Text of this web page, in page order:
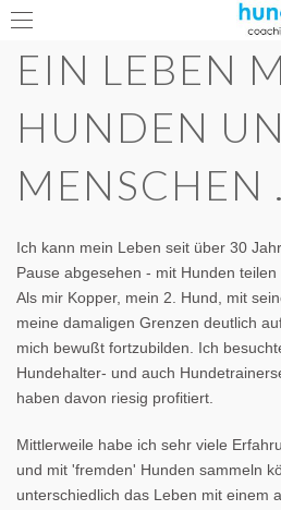
EIN LEBEN
HUNDEN
MENSCHEN
Ich kann mein Leben seit über 30
Pause abgesehen - mit Hunden teilen
Als mir Kopper, mein 2. Hund, mit
meine damaligen Grenzen deutlich
mich bewußt fortzubilden. Ich
Hundehalter- und auch
haben davon riesig profitiert.
Mittlerweile habe ich sehr viele
und mit 'fremden' Hunden sammeln
unterschiedlich das Leben mit einem